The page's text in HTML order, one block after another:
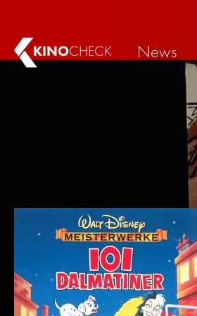
KINOCHECK News